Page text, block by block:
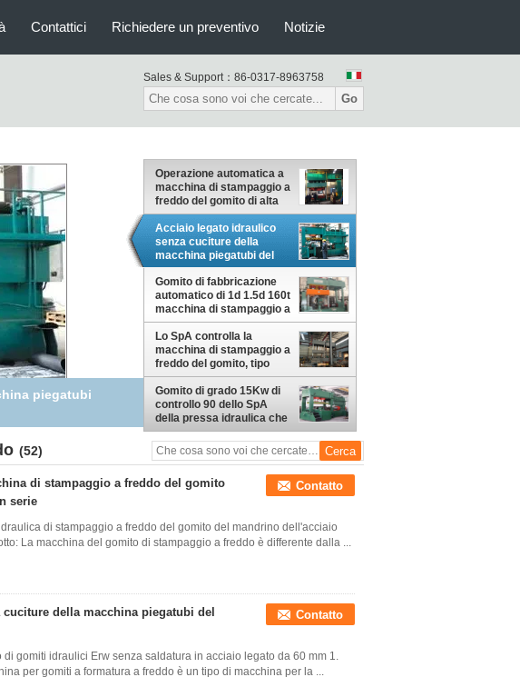
Contattici Richiedere un preventivo Notizie
Sales & Support： 86-0317-8963758
Go
piegatubi
Operazione automatica a
macchina di stampaggio a
freddo del gomito di alta
efficienza, produzione in
serie
Acciaio legato idraulico
senza cuciture della
macchina piegatubi del
mandrino di Erw 60mm
Gomito di fabbricazione
automatico di 1d 1.5d 160t
macchina di stampaggio a
freddo
Lo SpA controlla la
macchina di stampaggio a
freddo del gomito, tipo
gomito del mandrino che
fa la macchina
Gomito di grado 15Kw di
controllo 90 dello SpA
della pressa idraulica che
fa macchina
(52)
di stampaggio a freddo del gomito
serie
Contatto
di stampaggio a freddo del gomito del mandrino dell'acciaio
La macchina del gomito di stampaggio a freddo è differente dalla ...
della macchina piegatubi del
Contatto
di gomiti idraulici Erw senza saldatura in acciaio legato da 60 mm 1.
per gomiti a formatura a freddo è un tipo di macchina per la ...